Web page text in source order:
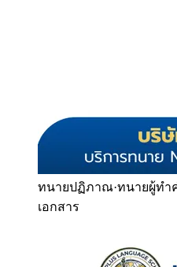
ทนายปฏิภาณ·ทนายผู้ทำ
เอกสาร